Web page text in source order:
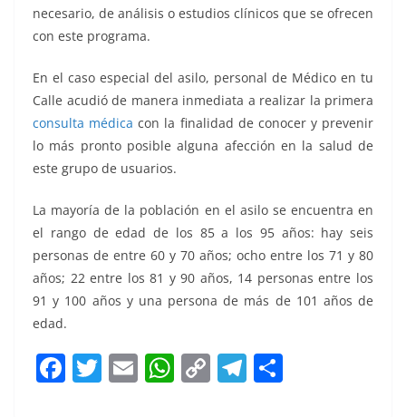
necesario, de análisis o estudios clínicos que se ofrecen
con este programa.
En el caso especial del asilo, personal de Médico en tu
Calle acudió de manera inmediata a realizar la primera
consulta médica con la finalidad de conocer y prevenir
lo más pronto posible alguna afección en la salud de
este grupo de usuarios.
La mayoría de la población en el asilo se encuentra en
el rango de edad de los 85 a los 95 años: hay seis
personas de entre 60 y 70 años; ocho entre los 71 y 80
años; 22 entre los 81 y 90 años, 14 personas entre los
91 y 100 años y una persona de más de 101 años de
edad.
F
a
T
w
E
m
W
h
C
o
T
el